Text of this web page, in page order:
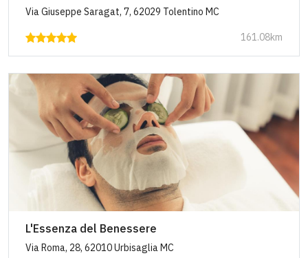
Via Giuseppe Saragat, 7, 62029 Tolentino MC
161.08km
L'Essenza del Benessere
Via Roma, 28, 62010 Urbisaglia MC